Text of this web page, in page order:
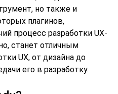
но также и
плагинов,
процесс разработки UX-
станет отличным
UX, от дизайна до
его в разработку.